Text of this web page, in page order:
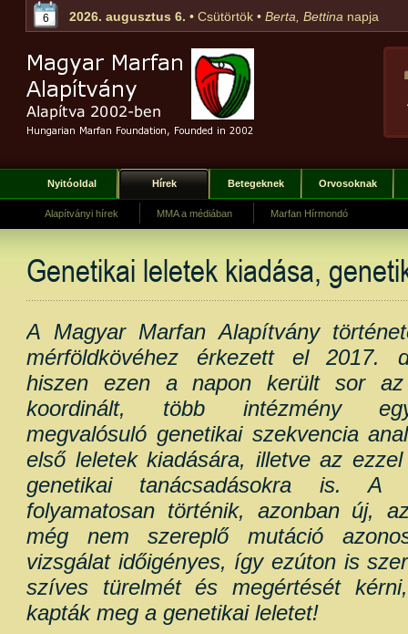
6 2026. augusztus 6. • Csütörtök • Berta, Bettina napja
Nyitóoldal Hírek Betegeknek Orvosoknak
Alapítványi hírek MMA a médiában Marfan Hírmondó
Genetikai leletek kiadása,
A Magyar Marfan Alapítvány
mérföldkövéhez érkezett el 2017.
hiszen ezen a napon került sor az
koordinált, több intézmény
megvalósuló genetikai szekvencia
első leletek kiadására, illetve az
genetikai tanácsadásokra is. A
folyamatosan történik, azonban új,
még nem szereplő mutáció
vizsgálat időigényes, így ezúton is
szíves türelmét és megértését
kapták meg a genetikai leletet!